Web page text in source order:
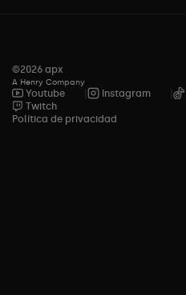
©2026 apx
A Henry Company
Youtube Instagram
Twitch
Política de privacidad